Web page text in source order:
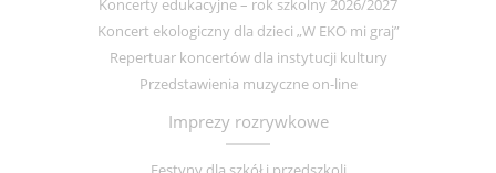
Koncerty edukacyjne – rok szkolny 2026/2027
Koncert ekologiczny dla dzieci „W EKO mi graj”
Repertuar koncertów dla instytucji kultury
Przedstawienia muzyczne on-line
Imprezy rozrywkowe